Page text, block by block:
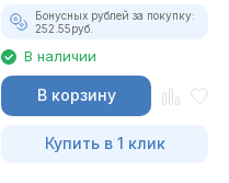
Бонусных рублей за покупку:
252.55руб.
В наличии
В корзину
Купить в 1 клик